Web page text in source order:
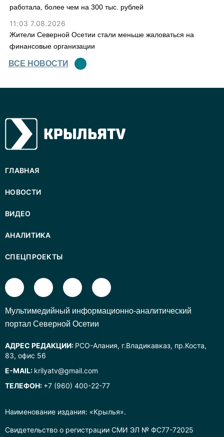
работала, более чем на 300 тыс. рублей
11:03 7.08.2026
Жители Северной Осетии стали меньше жаловаться на
финансовые организации
ВСЕ НОВОСТИ
Наименование издания: «Крылья».
Свидетельство о регистрации СМИ ЭЛ № ФС77-72025
ГЛАВНАЯ
НОВОСТИ
ВИДЕО
АНАЛИТИКА
СПЕЦПРОЕКТЫ
Mультимедийный информационно-аналитический
портал Северной Осетии
АДРЕС РЕДАКЦИИ: РСО-Алания, г.Владикавказ, пр.Коста,
83, офис 56
E-MAIL: krilyatv@gmail.com
ТЕЛЕФОН: +7 (960) 400-22-77